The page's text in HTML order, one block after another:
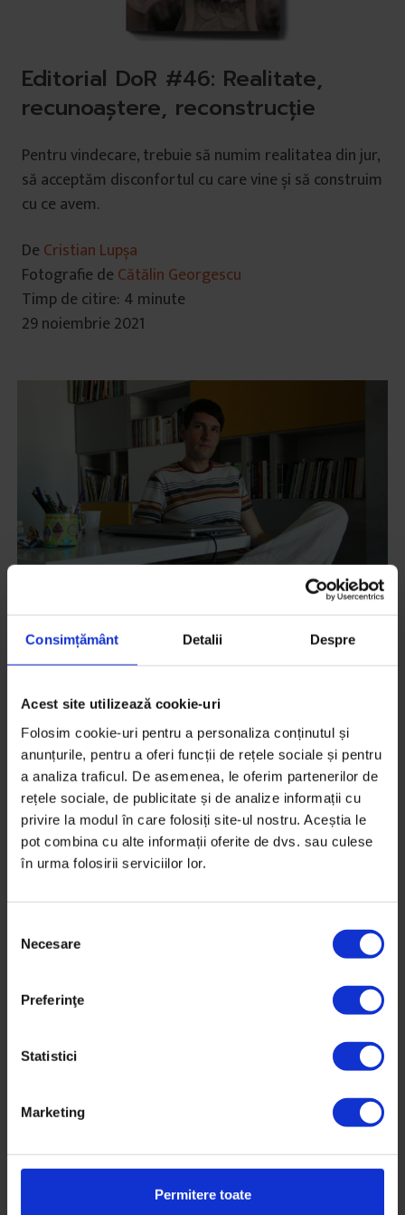
Consimțământ Detalii Despre
Acest site utilizează cookie-uri
Folosim cookie-uri pentru a personaliza conținutul și
anunțurile, pentru a oferi funcții de rețele sociale și pentru
a analiza traficul. De asemenea, le oferim partenerilor de
rețele sociale, de publicitate și de analize informații cu
privire la modul în care folosiți site-ul nostru. Aceștia le
pot combina cu alte informații oferite de dvs. sau culese
în urma folosirii serviciilor lor.
Necesare
Preferinţe
Statistici
Marketing
Permitere toate
Editorial DoR #46: Realitate,
recunoaștere, reconstrucție
Pentru vindecare, trebuie să numim realitatea din jur,
să acceptăm disconfortul cu care vine și să construim
cu ce avem.
De Cristian Lupșa
Fotografie de Cătălin Georgescu
Timp de citire: 4 minute
29 noiembrie 2021
Andrei Dósa: „Eu sunt cel pe care
trebuie să-l înfrunt până la urmă”
Scriitorul Andrei Dósa, despre ce înseamnă să fii
bărbat, tată, maghiar și scriitor de limbă română în
2021.
DeBogdan Coșa
Fotografii deAndrei Dósa
4 octombrie 2021